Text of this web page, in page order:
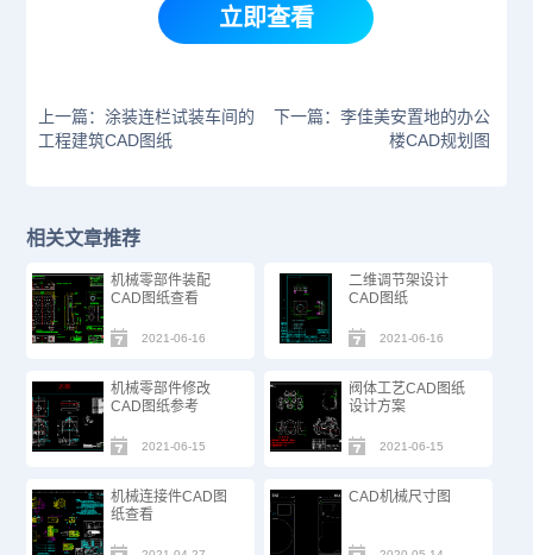
立即查看
上一篇：涂装连栏试装车间的
工程建筑CAD图纸
下一篇：李佳美安置地的办公
楼CAD规划图
相关文章推荐
机械零部件装配
CAD图纸​查看
2021-06-16
二维调节架设计
CAD图纸
2021-06-16
机械零部件修改
CAD图纸参考
2021-06-15
阀体工艺CAD图纸
设计方案
2021-06-15
机械连接件CAD图
纸查看
CAD机械尺寸图